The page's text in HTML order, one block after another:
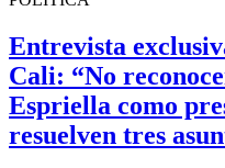
Entrevista
Cali: “No
Espriella como
resuelven tres